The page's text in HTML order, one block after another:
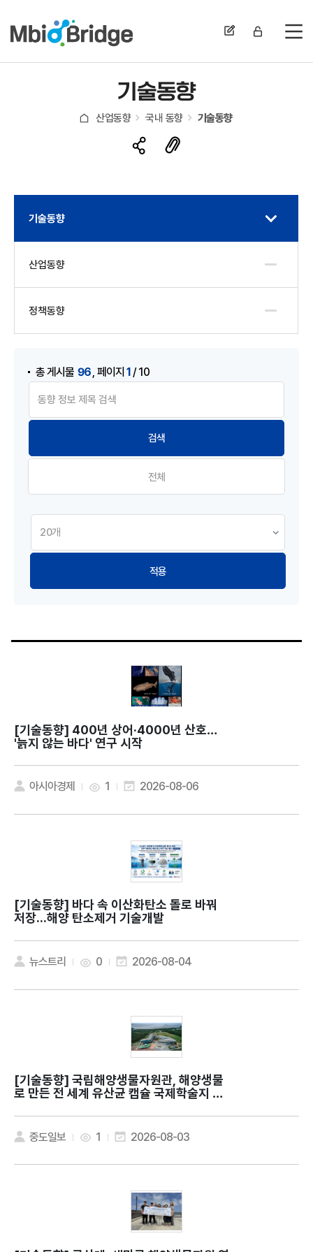
전
기술동향
산업동향 국내 동향 기술동향
기술동향
산업동향
정책동향
총 게시물 96 ,페이지1/ 10
전체
적용
[기술동향]
'늙지 않는 바다' 연구 시작
아시아경제 1 2026-08-06
[기술동향]
저장...해양 탄소제거 기술개발
뉴스트리 0 2026-08-04
[기술동향]
로 만든 전 세계 유산균 캡슐 국제학술지 발
중도일보 1 2026-08-03